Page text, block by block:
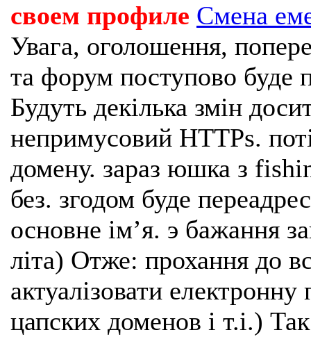
своем профиле Смена
Увага, оголошення,
та форум поступово буде
Будуть декілька змін
непримусовий HTTPs.
домену. зараз юшка з
без. згодом буде
основне імʼя. э бажання
літа) Отже: прохання до
актуалізовати
цапских доменов і т.і.)